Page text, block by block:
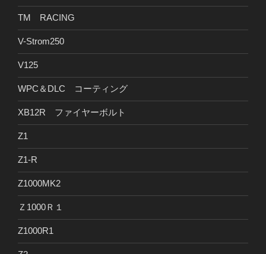
TM RACING
V-Strom250
V125
WPC＆DLC コーティング
XB12R ファイヤーボルト
Z1
Z1-R
Z1000MK2
Ｚ1000Ｒ１
Z1000R1